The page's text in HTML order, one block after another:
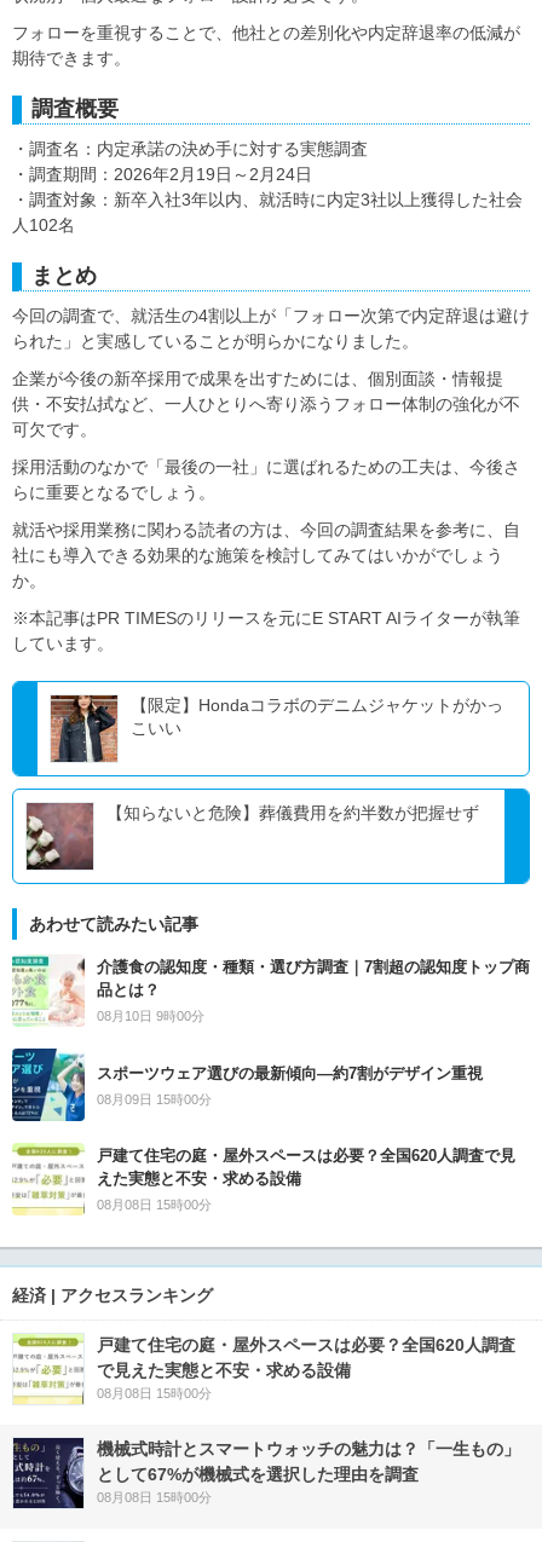
フォローを重視することで、他社との差別化や内定辞退率の低減が
期待できます。
調査概要
・調査名：内定承諾の決め手に対する実態調査
・調査期間：2026年2月19日～2月24日
・調査対象：新卒入社3年以内、就活時に内定3社以上獲得した社会
人102名
まとめ
今回の調査で、就活生の4割以上が「フォロー次第で内定辞退は避け
られた」と実感していることが明らかになりました。
企業が今後の新卒採用で成果を出すためには、個別面談・情報提
供・不安払拭など、一人ひとりへ寄り添うフォロー体制の強化が不
可欠です。
採用活動のなかで「最後の一社」に選ばれるための工夫は、今後さ
らに重要となるでしょう。
就活や採用業務に関わる読者の方は、今回の調査結果を参考に、自
社にも導入できる効果的な施策を検討してみてはいかがでしょう
か。
※本記事はPR TIMESのリリースを元にE START AIライターが執筆
しています。
【限定】Hondaコラボのデニムジャケットがかっ
こいい
【知らないと危険】葬儀費用を約半数が把握せず
あわせて読みたい記事
介護食の認知度・種類・選び方調査｜7割超の認知度トップ商
品とは？
08月10日 9時00分
スポーツウェア選びの最新傾向―約7割がデザイン重視
08月09日 15時00分
戸建て住宅の庭・屋外スペースは必要？全国620人調査で見
えた実態と不安・求める設備
08月08日 15時00分
経済 | アクセスランキング
戸建て住宅の庭・屋外スペースは必要？全国620人調査
で見えた実態と不安・求める設備
08月08日 15時00分
機械式時計とスマートウォッチの魅力は？「一生もの」
として67%が機械式を選択した理由を調査
08月08日 15時00分